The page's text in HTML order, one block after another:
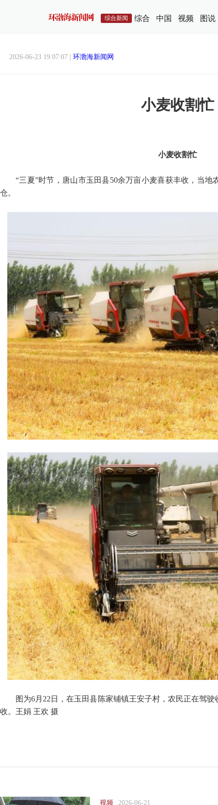
综合新闻 综合 中国 视频 图说
2026-06-23 19:07:07 | 环渤海新闻网
小麦收割忙
小麦收割忙
“三夏”时节，唐山市玉田县50余万亩小麦喜获丰收，当
仓。
图为6月22日，在玉田县陈家铺镇王安子村，农民正在驾
收。王娟 王欢 摄
视频 2026-06-21